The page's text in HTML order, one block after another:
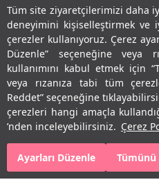
Tüm site ziyaretçilerimizi daha
deneyimini kişiselleştirmek ve
çerezler kullanıyoruz. Çerez
Düzenle” seçeneğine veya
kullanımını kabul etmek için
veya rızanıza tabi tüm
Reddet” seçeneğine
çerezleri hangi amaçla
’nden inceleyebilirsiniz. Çerez
Ayarları Düzenle Tümünü
SEPETE EKLE
Adres & İletişim
Uygulamalarımız